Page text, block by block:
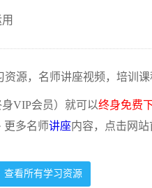
源，名师讲座视频，培训
VIP会员）就可以终身免费
更多名师讲座内容，点击网
查看所有学习资源